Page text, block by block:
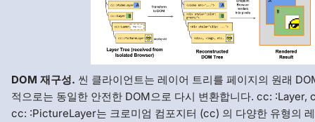
DOM 재구성. 씬 클라이언트는 레이어 트리를 페이지의 원래
적으로는 동일한 안전한 DOM으로 다시 변환합니다. cc: :Layer,
cc: :PictureLayer는 크로미엄 컴포지터 (cc) 의 다양한 유형의